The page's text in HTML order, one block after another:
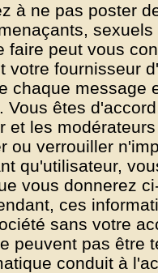
à ne pas poster
faire peut vous
votre fournisseur
chaque message
Vous êtes
et les
ou verrouiller
qu'utilisateur,
vous donnerez
ces
sans votre
peuvent pas être
conduit à